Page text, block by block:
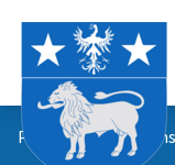
Propositions du